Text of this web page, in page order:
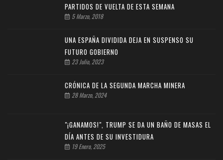
PARTIDOS DE VUELTA DE ESTA SEMANA
5 Marzo, 2018
UNA ESPAÑA DIVIDIDA DEJA EN SUSPENSO SU
FUTURO GOBIERNO
23 Julio, 2023
CRÓNICA DE LA SEGUNDA MARCHA MINERA
28 Marzo, 2024
"¡GANAMOS!", TRUMP SE DA UN BAÑO DE MASAS EL
DÍA ANTES DE SU INVESTIDURA
19 Enero, 2025